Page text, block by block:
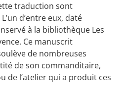
traduction sont
d’entre eux, daté
à la bibliothèque Les
Ce manuscrit
de nombreuses
de son commanditaire,
de l’atelier qui a produit ces